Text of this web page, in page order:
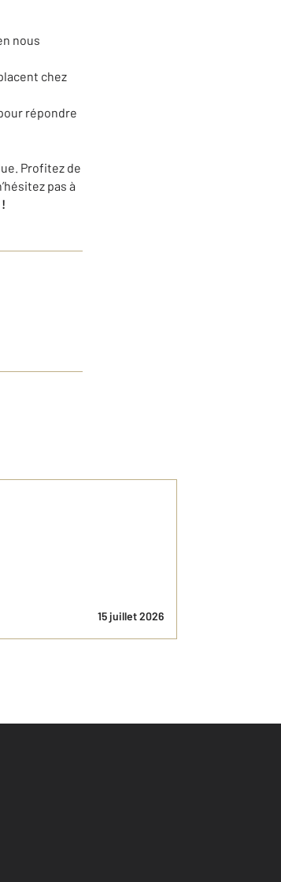
nous
chez
répondre
Profitez de
pas à
15 juillet 2026